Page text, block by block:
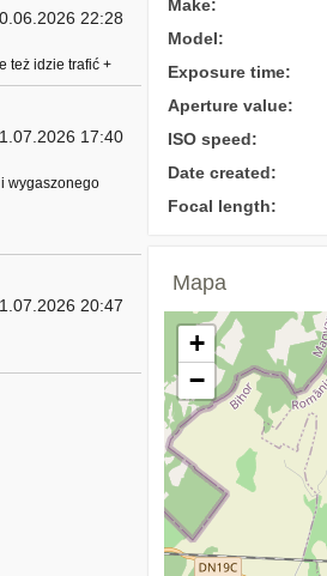
22:28
też idzie trafić +
17:40
wygaszonego
20:47
Make:
Model:
Exposure time:
Aperture value:
ISO speed:
Date created:
Focal length:
Mapa
+
−